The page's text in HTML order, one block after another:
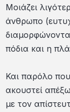
Μοιάζει
άνθρωπο
πόδια και η
Και παρόλο
ακουστεί
με τον